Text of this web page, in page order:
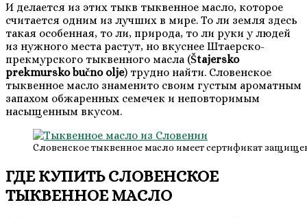
И делается из этих тыкв тыквенное масло, которое
считается одним из лучших в мире. То ли земля здесь
такая особенная, то ли, природа, то ли руки у людей
из нужного места растут, но вкуснее Штаерско-
прекмурского тыквенного масла (Štajersko
prekmursko bučno olje) трудно найти. Словенское
тыквенное масло знаменито своим густым ароматным
запахом обжаренных семечек и неповторимым
насыщенным вкусом.
Словенское тыквенное масло имеет сертификат
ГДЕ КУПИТЬ СЛОВЕНСКОЕ
ТЫКВЕННОЕ МАСЛО